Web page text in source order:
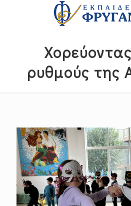
ρυθμούς της